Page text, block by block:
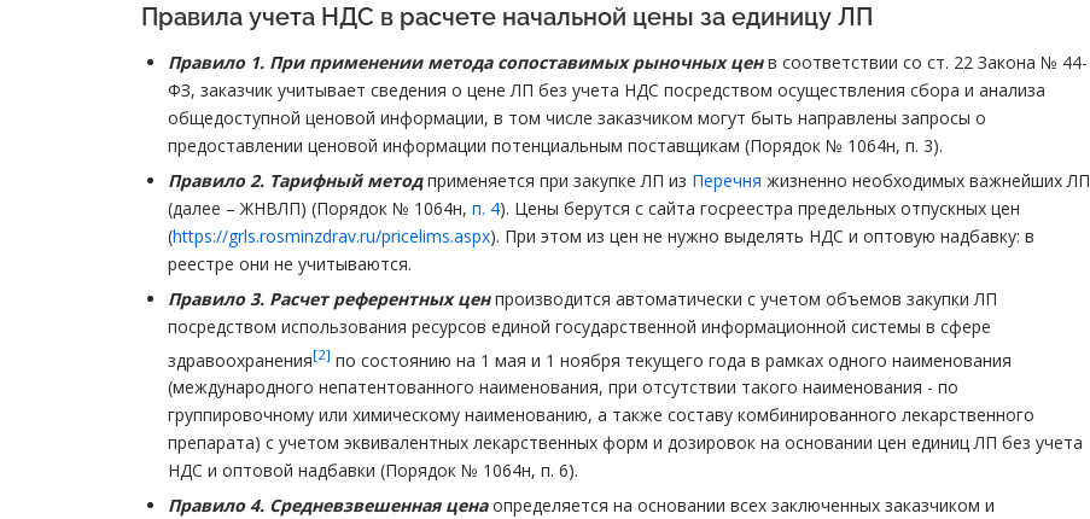
Правила учета НДС в расчете начальной цены за единицу ЛП
Правило 1. При применении метода сопоставимых рыночных ценв соответствии со ст. 22 Закона № 44-
ФЗ, заказчик учитывает сведения о цене ЛП без учета НДС посредством осуществления сбора и анализа
общедоступной ценовой информации, в том числе заказчиком могут быть направлены запросы о
предоставлении ценовой информации потенциальным поставщикам (Порядок № 1064н, п. 3).
Правило 2. Тарифный методприменяется при закупке ЛП из Перечня жизненно необходимых важнейших ЛП
(далее – ЖНВЛП) (Порядок № 1064н, п. 4). Цены берутся с сайта госреестра предельных отпускных цен
(https://grls.rosminzdrav.ru/pricelims.aspx). При этом из цен не нужно выделять НДС и оптовую надбавку: в
реестре они не учитываются.
Правило 3. Расчет референтных ценпроизводится автоматически с учетом объемов закупки ЛП
посредством использования ресурсов единой государственной информационной системы в сфере
здравоохранения[2] по состоянию на 1 мая и 1 ноября текущего года в рамках одного наименования
(международного непатентованного наименования, при отсутствии такого наименования - по
группировочному или химическому наименованию, а также составу комбинированного лекарственного
препарата) с учетом эквивалентных лекарственных форм и дозировок на основании цен единиц ЛП без учета
НДС и оптовой надбавки (Порядок № 1064н, п. 6).
Правило 4. Средневзвешенная ценаопределяется на основании всех заключенных заказчиком и